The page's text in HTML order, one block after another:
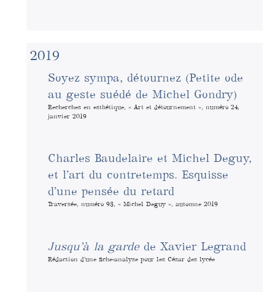
2019
Soyez sympa, détournez (Petite ode
au geste suédé de Michel Gondry)
Recherches en esthétique, « Art et détournement », numéro 24,
janvier 2019
Charles Baudelaire et Michel Deguy,
et l’art du contretemps. Esquisse
d’une pensée du retard
Traversée, numéro 93, « Michel Deguy », automne 2019
Jusqu’à la gardede Xavier Legrand
Rédaction d’une fiche-analyse pour les César des lycée